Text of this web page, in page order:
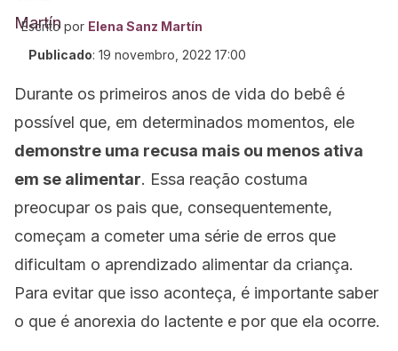
Escrito por Elena Sanz Martín
Publicado: 19 novembro, 2022 17:00
Durante os primeiros anos de vida do bebê é
possível que, em determinados momentos, ele
demonstre uma recusa mais ou menos ativa
em se alimentar. Essa reação costuma
preocupar os pais que, consequentemente,
começam a cometer uma série de erros que
dificultam o aprendizado alimentar da criança.
Para evitar que isso aconteça, é importante saber
o que é anorexia do lactente e por que ela ocorre.